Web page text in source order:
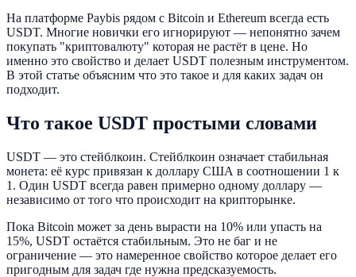
На платформе Paybis рядом с Bitcoin и Ethereum всегда есть
USDT. Многие новички его игнорируют — непонятно зачем
покупать "криптовалюту" которая не растёт в цене. Но
именно это свойство и делает USDT полезным инструментом.
В этой статье объясним что это такое и для каких задач он
подходит.
Что такое USDT простыми словами
USDT — это стейблкоин. Стейблкоин означает стабильная
монета: её курс привязан к доллару США в соотношении 1 к
1. Один USDT всегда равен примерно одному доллару —
независимо от того что происходит на крипторынке.
Пока Bitcoin может за день вырасти на 10% или упасть на
15%, USDT остаётся стабильным. Это не баг и не
ограничение — это намеренное свойство которое делает его
пригодным для задач где нужна предсказуемость.